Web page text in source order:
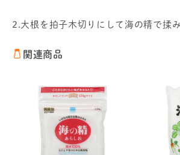
2.大根を拍子木切りにして海の精で揉
関連商品